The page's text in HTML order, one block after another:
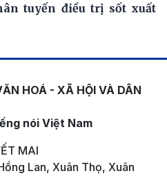
tuyến điều trị sốt xuất
HOÁ - XÃ HỘI VÀ DÂN
nói Việt Nam
MAI
Lan, Xuân Thọ, Xuân